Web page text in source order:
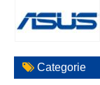
Categorie